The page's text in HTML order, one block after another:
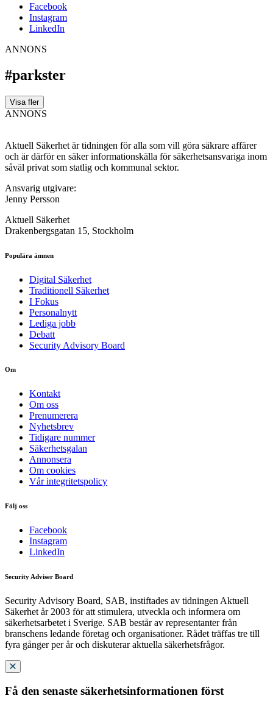
Facebook
Instagram
LinkedIn
ANNONS
#parkster
Visa fler
ANNONS
Aktuell Säkerhet är tidningen för alla som vill göra säkrare affärer
och är därför en säker informationskälla för säkerhets­ansvariga inom
såväl privat som statlig och kommunal sektor.
Ansvarig utgivare:
Jenny Persson
Aktuell Säkerhet
Drakenbergsgatan 15, Stockholm
Populära ämnen
Digital Säkerhet
Traditionell Säkerhet
I Fokus
Personalnytt
Lediga jobb
Debatt
Security Advisory Board
Om
Kontakt
Om oss
Prenumerera
Nyhetsbrev
Tidigare nummer
Säkerhetsgalan
Annonsera
Om cookies
Vår integritetspolicy
Följ oss
Facebook
Instagram
LinkedIn
Security Adviser Board
Security Advisory Board, SAB, instiftades av tidningen Aktuell
Säkerhet år 2003 för att stimulera, utveckla och informera om
säkerhetsarbetet i Sverige. SAB består av representanter från
branschens ledande företag och organisationer. Rådet träffas tre till
fyra gånger per år och diskuterar aktuella säkerhetsfrågor.
Få den senaste säkerhetsinformationen först